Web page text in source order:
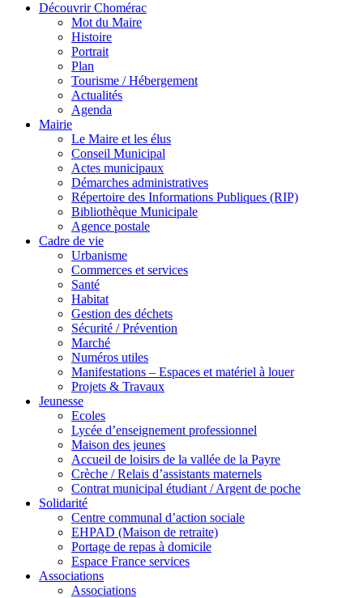
Découvrir Chomérac
Mot du Maire
Histoire
Portrait
Plan
Tourisme / Hébergement
Actualités
Agenda
Mairie
Le Maire et les élus
Conseil Municipal
Actes municipaux
Démarches administratives
Répertoire des Informations Publiques (RIP)
Bibliothèque Municipale
Agence postale
Cadre de vie
Urbanisme
Commerces et services
Santé
Habitat
Gestion des déchets
Sécurité / Prévention
Marché
Numéros utiles
Manifestations – Espaces et matériel à louer
Projets & Travaux
Jeunesse
Ecoles
Lycée d’enseignement professionnel
Maison des jeunes
Accueil de loisirs de la vallée de la Payre
Crèche / Relais d’assistants maternels
Contrat municipal étudiant / Argent de poche
Solidarité
Centre communal d’action sociale
EHPAD (Maison de retraite)
Portage de repas à domicile
Espace France services
Associations
Associations